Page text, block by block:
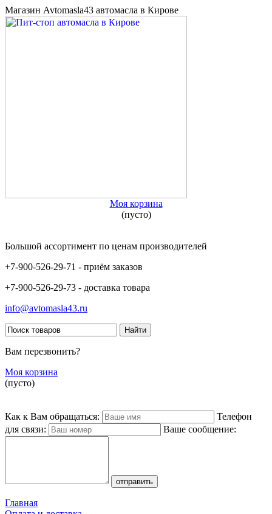
Магазин Avtomasla43 автомасла в Кирове
Моя корзина
(пусто)
Большой ассортимент по ценам производителей
+7-900-526-29-71 - приём заказов
+7-900-526-29-73 - доставка товара
info@avtomasla43.ru
Вам перезвонить?
Моя корзина
(пусто)
Как к Вам обращаться:
Телефон
для связи:
Ваше сообщение:
Главная